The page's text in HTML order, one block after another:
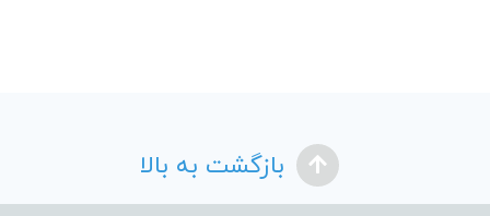
بازگشت به بالا